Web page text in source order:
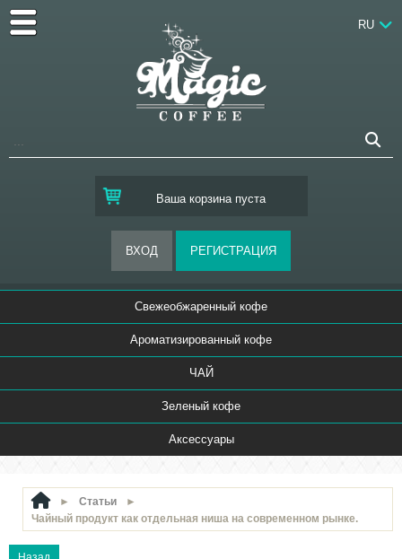
Ваша корзина пуста
RU
Свежеобжаренный кофе
Ароматизированный кофе
ЧАЙ
Зеленый кофе
Аксессуары
► Статьи
►
Чайный продукт как отдельная ниша на современном рынке.